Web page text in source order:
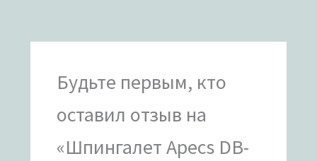
Будьте первым, кто
оставил отзыв на
«Шпингалет Apecs DB-